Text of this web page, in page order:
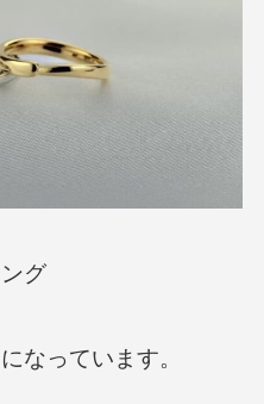
グ
なっています。